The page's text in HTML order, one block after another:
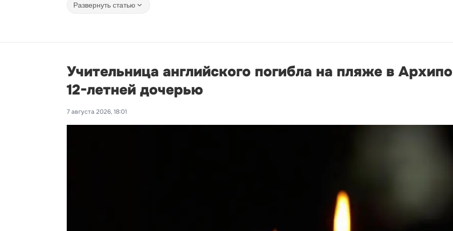
Развернуть статью
Учительница английского погибла на пляже в
12-летней дочерью
7 августа 2026, 18:01